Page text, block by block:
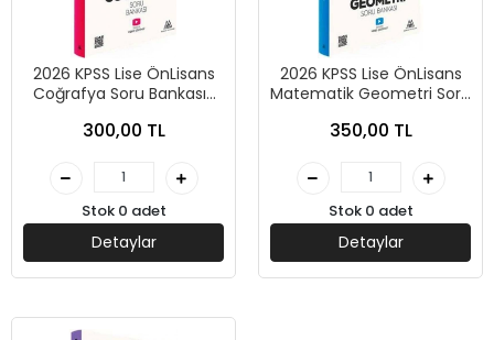
2026 KPSS Lise ÖnLisans
Coğrafya Soru Bankası-
300,00 TL
Stok 0 adet
Detaylar
2026 KPSS Lise ÖnLisans
Matematik Geometri Soru
350,00 TL
Stok 0 adet
Detaylar